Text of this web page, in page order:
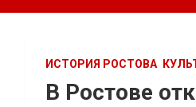
ИСТОРИЯ РОСТОВА
В Ростове